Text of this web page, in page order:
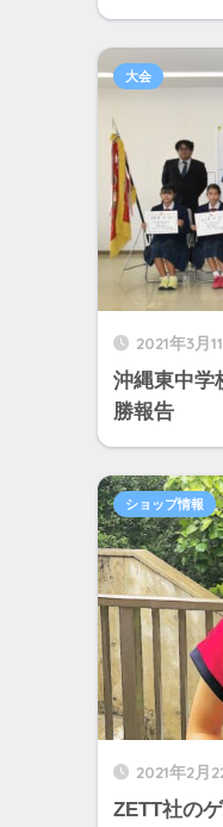
2021年3月
沖縄東中学
勝報告
大会
2021年2月
ZETT社の
ショップ情報